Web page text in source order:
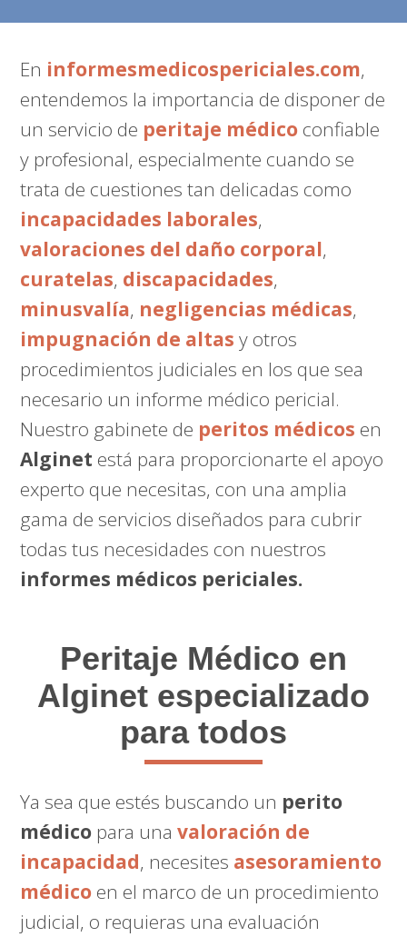
En informesmedicospericiales.com,
entendemos la importancia de disponer de
un servicio de peritaje médico confiable
y profesional, especialmente cuando se
trata de cuestiones tan delicadas como
incapacidades laborales,
valoraciones del daño corporal,
curatelas, discapacidades,
minusvalía, negligencias médicas,
impugnación de altas y otros
procedimientos judiciales en los que sea
necesario un informe médico pericial.
Nuestro gabinete de peritos médicos en
Alginet está para proporcionarte el apoyo
experto que necesitas, con una amplia
gama de servicios diseñados para cubrir
todas tus necesidades con nuestros
informes médicos periciales.
Peritaje Médico en
Alginet especializado
para todos
Ya sea que estés buscando un perito
médico para unavaloración de
incapacidad, necesites asesoramiento
médico en el marco de un procedimiento
judicial, o requieras una evaluación